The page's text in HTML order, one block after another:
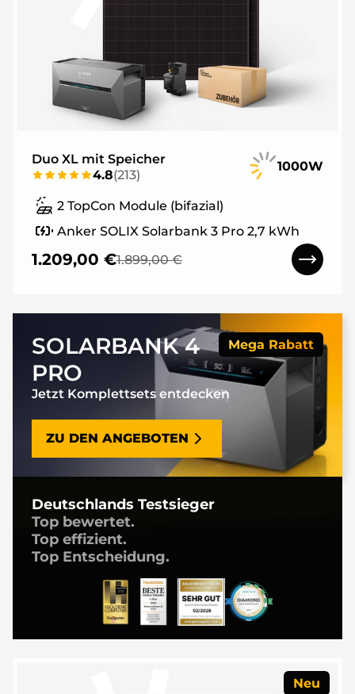
Duo XL mit Speicher
4.8(213)
1000W
2 TopCon Module (bifazial)
Anker SOLIX Solarbank 3 Pro 2,7 kWh
1.209,00 €1.899,00 €
SOLARBANK 4
PRO
Mega Rabatt
Jetzt Komplettsets entdecken
ZU DEN ANGEBOTEN
Deutschlands Testsieger
Top bewertet.
Top effizient.
Top Entscheidung.
Neu